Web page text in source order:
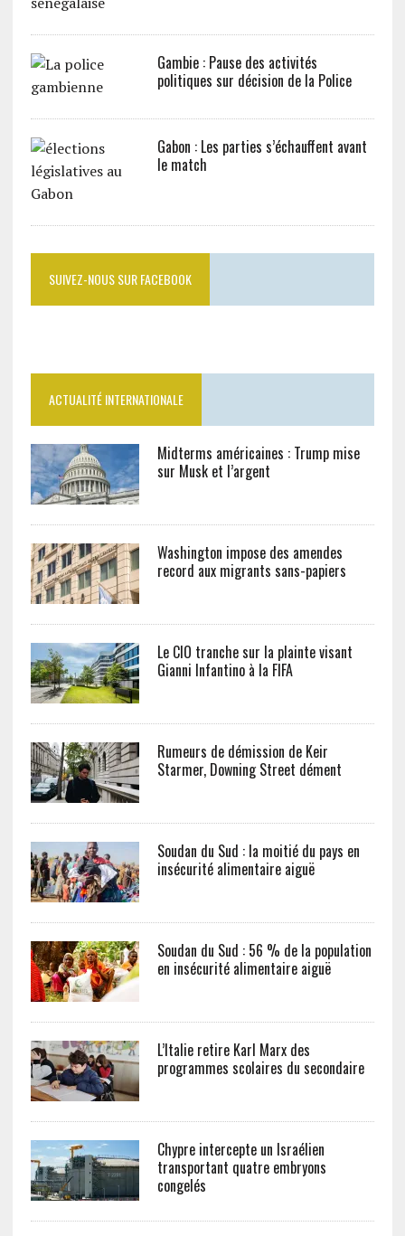
Gambie : Pause des activités
politiques sur décision de la Police
Gabon : Les parties s’échauffent avant
le match
SUIVEZ-NOUS SUR FACEBOOK
ACTUALITÉ INTERNATIONALE
Midterms américaines : Trump mise
sur Musk et l’argent
Washington impose des amendes
record aux migrants sans-papiers
Le CIO tranche sur la plainte visant
Gianni Infantino à la FIFA
Rumeurs de démission de Keir
Starmer, Downing Street dément
Soudan du Sud : la moitié du pays en
insécurité alimentaire aiguë
Soudan du Sud : 56 % de la population
en insécurité alimentaire aiguë
L’Italie retire Karl Marx des
programmes scolaires du secondaire
Chypre intercepte un Israélien
transportant quatre embryons
congelés